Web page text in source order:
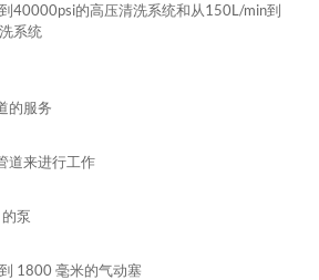
40000psi的高压清洗系统和从150L/min到
系统
的服务
道来进行工作
泵
1800 毫米的气动塞